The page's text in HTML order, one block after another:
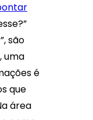
são
uma
é
que
área